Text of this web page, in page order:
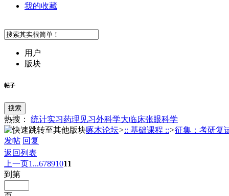
我的收藏
用户
版块
帖子
搜索
热搜： 统计实习药理 见习外科学大临床张眼科学
啄木论坛>:: 基础课程 ::>征集：考研复
发帖 回复
返回列表
上一页1...67891011
到第